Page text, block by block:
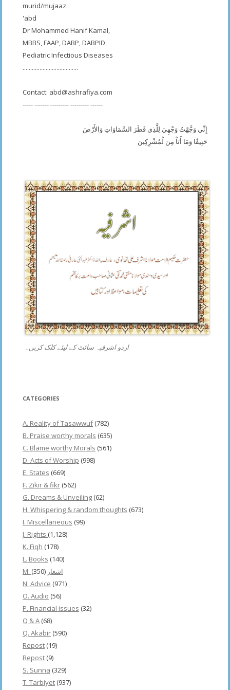
murid/mujaaz:
'abd
Dr Mohammed Hanif Kamal,
MBBS, FAAP, DABP, DABPID
Pediatric Infectious Diseases
....................................
Contact: abd@ashrafiya.com
----- ------- --------- --------- ------
إِنِّي وَجَّهْتُ وَجْهِيَ لِلَّذِي فَطَرَ السَّمَاوَاتِ وَالأَرْضَ
حَنِيفًا وَمَا أَنَاْ مِنَ لْمُشْرِكِينَ
اردو اشرفیہ سائٹ کے لیئے کلک کریں۔
CATEGORIES
A. Reality of Tasawwuf(782)
B. Praise worthy morals (635)
C. Blame worthy Morals (561)
D. Acts of Worship (998)
E. States (669)
F. Zikir & fikr (562)
G. Dreams & Unveiling (62)
H. Whispering & random thoughts (673)
I. Miscellaneous (99)
J. Rights (1,128)
K. Fiqh (178)
L. Books (140)
M. اشعار (350)
N. Advice (971)
O. Audio (56)
P. Financial issues (32)
Q & A (68)
Q. Akabir (590)
Repost (19)
Repost (9)
S. Sunna (329)
T. Tarbiyet (937)